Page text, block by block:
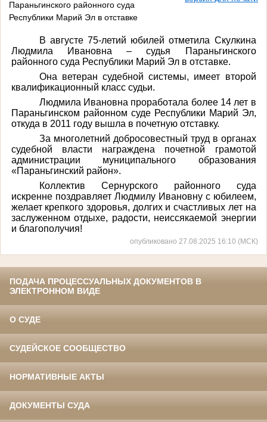
Параньгинского районного суда
Республики Марий Эл в отставке
В августе 75-летий юбилей отметила Скулкина
Людмила Ивановна – судья Параньгинского
районного суда Республики Марий Эл в отставке.
Она ветеран судебной системы, имеет второй
квалификационный класс судьи.
Людмила Ивановна проработала более 14 лет в
Параньгинском районном суде Республики Марий Эл,
откуда в 2011 году вышла в почетную отставку.
За многолетний добросовестный труд в органах
судебной власти награждена почетной грамотой
администрации муниципального образования
«Параньгинский район».
Коллектив Сернурского районного суда
искренне поздравляет Людмилу Ивановну с юбилеем,
желает крепкого здоровья, долгих и счастливых лет на
заслуженном отдыхе, радости, неиссякаемой энергии
и благополучия!
опубликовано 27.08.2025 16:10 (МСК)
ПОДАЧА ПРОЦЕССУАЛЬНЫХ ДОКУМЕНТОВ В
ЭЛЕКТРОННОМ ВИДЕ
О СУДЕ
СУДЕЙСКОЕ СООБЩЕСТВО
НОРМАТИВНЫЕ АКТЫ
ДОКУМЕНТЫ СУДА